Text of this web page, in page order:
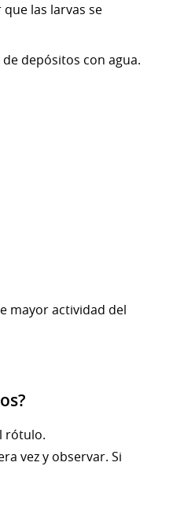
las larvas se
depósitos con agua.
mayor actividad del
rótulo.
vez y observar. Si